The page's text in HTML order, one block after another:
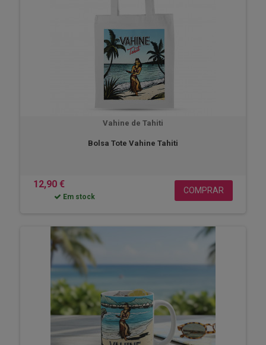
Vahine de Tahiti
Bolsa Tote Vahine Tahiti
12,90 €
Em stock
COMPRAR